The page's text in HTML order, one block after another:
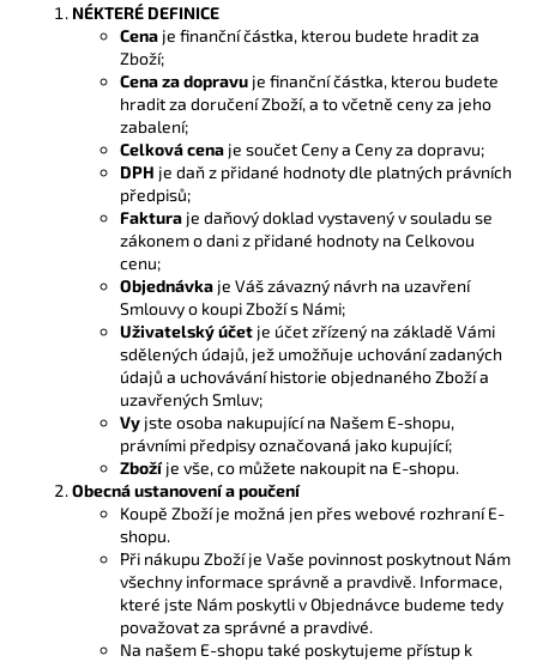
NÉKTERÉ DEFINICE
Cena je finanční částka, kterou budete hradit za
Zboží;
Cena za dopravu je finanční částka, kterou budete
hradit za doručení Zboží, a to včetně ceny za jeho
zabalení;
Celková cena je součet Ceny a Ceny za dopravu;
DPH je daň z přidané hodnoty dle platných právních
předpisů;
Faktura je daňový doklad vystavený v souladu se
zákonem o dani z přidané hodnoty na Celkovou
cenu;
Objednávka je Váš závazný návrh na uzavření
Smlouvy o koupi Zboží s Námi;
Uživatelský účet je účet zřízený na základě Vámi
sdělených údajů, jež umožňuje uchování zadaných
údajů a uchovávání historie objednaného Zboží a
uzavřených Smluv;
Vy jste osoba nakupující na Našem E-shopu,
právními předpisy označovaná jako kupující;
Zbožíje vše, co můžete nakoupit na E-shopu.
Obecná ustanovení a poučení
Koupě Zboží je možná jen přes webové rozhraní E-
shopu.
Při nákupu Zboží je Vaše povinnost poskytnout Nám
všechny informace správně a pravdivě. Informace,
které jste Nám poskytli v Objednávce budeme tedy
považovat za správné a pravdivé.
Na našem E-shopu také poskytujeme přístup k